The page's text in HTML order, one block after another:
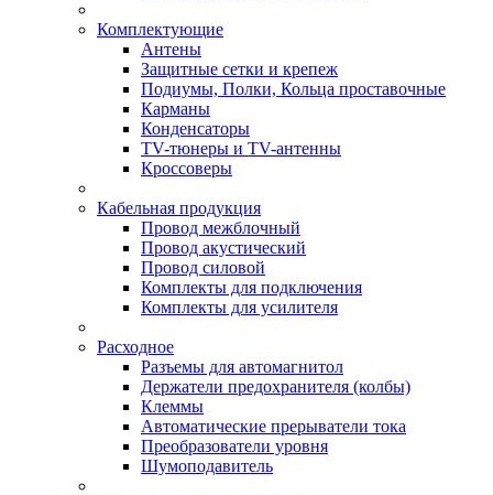
Комплектующие
Антены
Защитные сетки и крепеж
Подиумы, Полки, Кольца проставочные
Карманы
Конденсаторы
TV-тюнеры и TV-антенны
Кроссоверы
Кабельная продукция
Провод межблочный
Провод акустический
Провод силовой
Комплекты для подключения
Комплекты для усилителя
Расходное
Разъемы для автомагнитол
Держатели предохранителя (колбы)
Клеммы
Автоматические прерыватели тока
Преобразователи уровня
Шумоподавитель